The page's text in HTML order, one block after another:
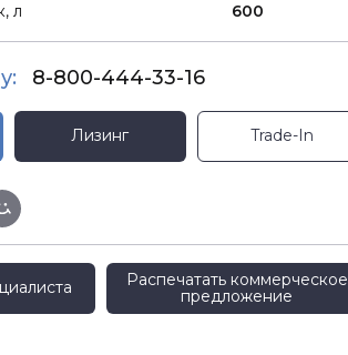
л
600
8-800-444-33-16
Лизинг Trade-In
Распечатать коммерческое
предложение